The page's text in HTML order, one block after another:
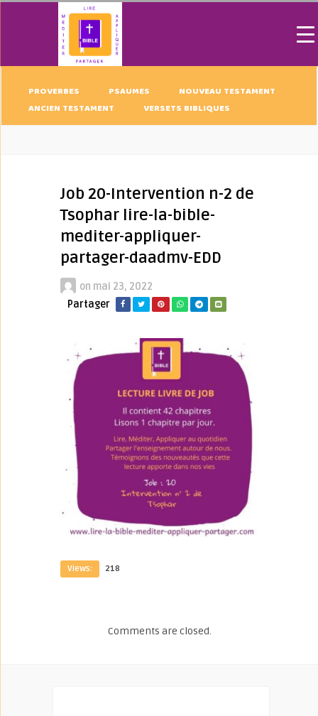
PROVERBES PSAUMES
NOUVEAU TESTAMENT
ANCIEN TESTAMENT
VERSETS BIBLIQUES
Job 20-Intervention n-2 de
Tsophar lire-la-bible-
mediter-appliquer-
partager-daadmv-EDD
on mai 23, 2022
Partager
Views: 218
Comments are closed.